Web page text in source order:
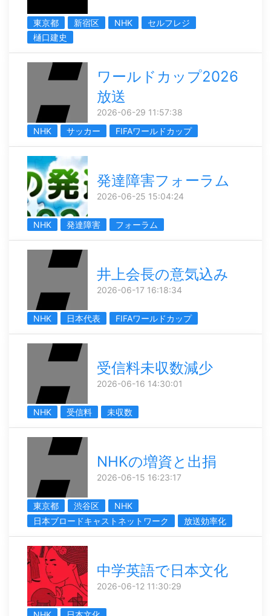
東京都 新宿区 NHK
セルフレジ
樋口建史
ワールドカップ2026
放送
2026-06-29 11:57:38
NHK
サッカー FIFAワールドカップ
発達障害フォーラム
2026-06-25 15:04:24
NHK 発達障害 フォーラム
井上会長の意気込み
2026-06-17 16:18:34
NHK 日本代表 FIFAワールドカップ
受信料未収数減少
2026-06-16 14:30:01
NHK 受信料 未収数
NHKの増資と出捐
2026-06-15 16:23:17
東京都 渋谷区
NHK
日本ブロードキャストネットワーク
放送効率化
中学英語で日本文化
2026-06-12 11:30:29